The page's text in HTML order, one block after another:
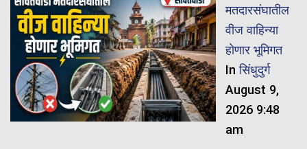
मतदारसंघातील
वीज वाहिन्या
होणार भूमिगत
Inसिंधुदुर्ग
August 9,
2026 9:48
am